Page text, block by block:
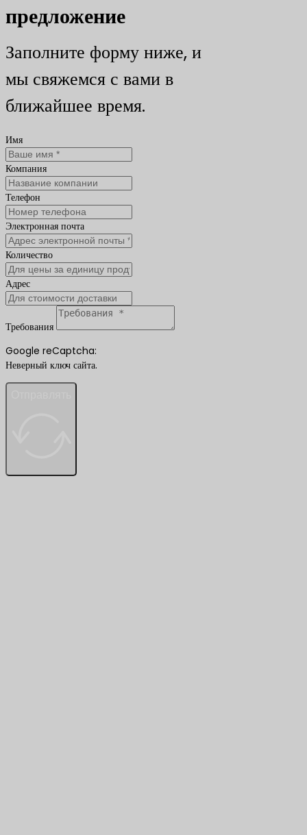
предложение
Заполните форму ниже, и
мы свяжемся с вами в
ближайшее время.
Имя
Компания
Телефон
Электронная почта
Количество
Адрес
Требования
Google reCaptcha:
Неверный ключ сайта.